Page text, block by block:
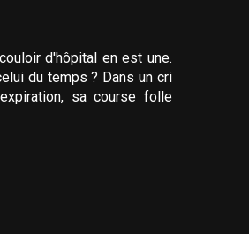
d'hôpital en est une.
du temps ? Dans un cri
sa course folle